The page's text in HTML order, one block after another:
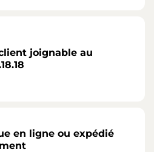
joignable au
en ligne ou expédié